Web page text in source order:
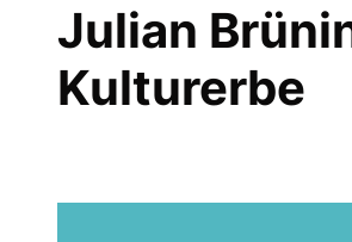
Julian
Kulturerbe